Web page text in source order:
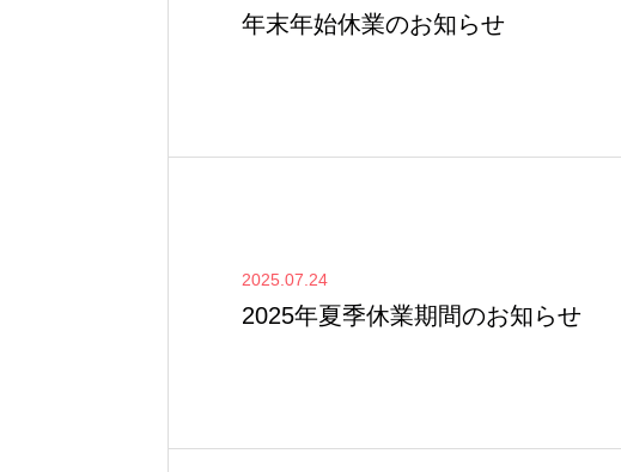
年末年始休業のお知らせ
2025.07.24
2025年夏季休業期間のお知らせ